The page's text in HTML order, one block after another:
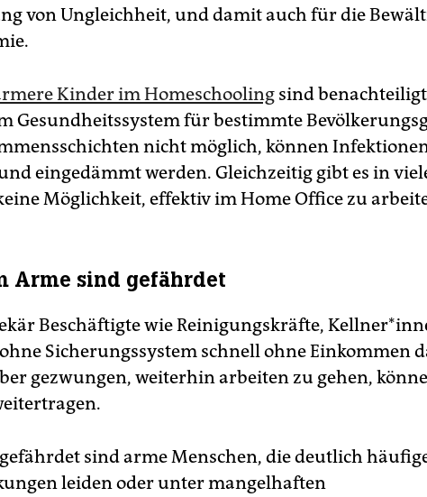
von Ungleichheit, und damit auch für die
Kinder im Homeschooling sind
Gesundheitssystem für bestimmte
nicht möglich, können
eingedämmt werden. Gleichzeitig gibt es in
Möglichkeit, effektiv im Home Office zu
Arme sind gefährdet
Beschäftigte wie Reinigungskräfte,
Sicherungssystem schnell ohne Einkommen
gezwungen, weiterhin arbeiten zu gehen,
sind arme Menschen, die deutlich
leiden oder unter mangelhaften